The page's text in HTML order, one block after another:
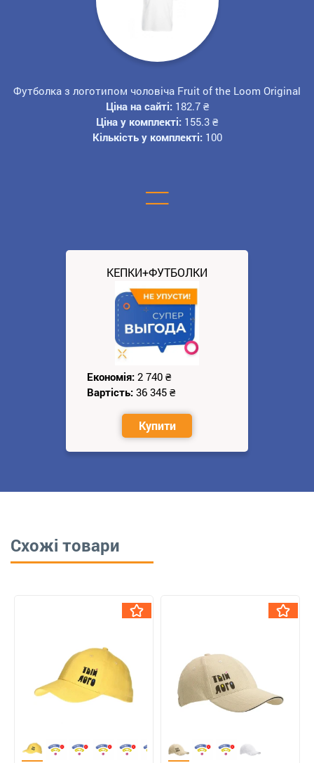
Футболка з логотипом чоловіча Fruit of the Loom Original
Ціна на сайті: 182.7 ₴
Ціна у комплекті: 155.3 ₴
Кількість у комплекті: 100
=
КЕПКИ+ФУТБОЛКИ
Економія: 2 740 ₴
Вартість: 36 345 ₴
Купити
Схожі товари